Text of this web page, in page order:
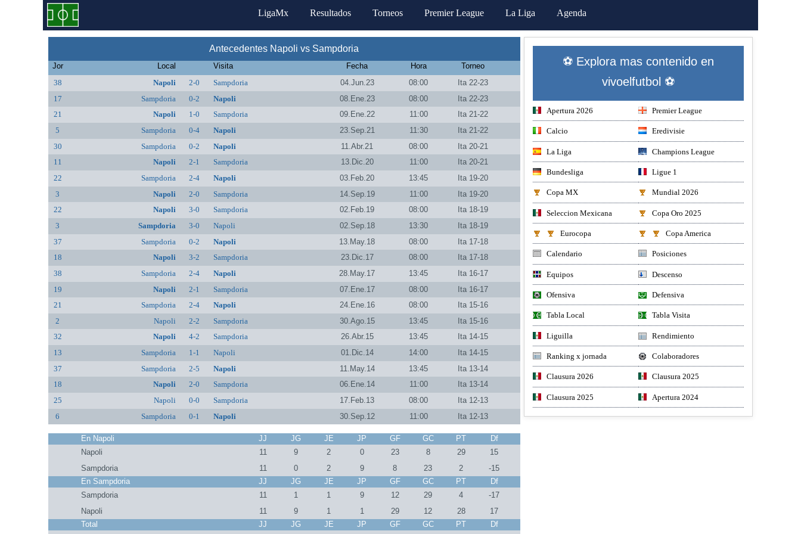
LigaMx Resultados Torneos Premier League La Liga Agenda
Antecedentes Napoli vs Sampdoria
Jor Local Visita Fecha Hora
Torneo
38
Napoli 2-0 Sampdoria 04.Jun.23 08:00
Ita 22-23
17
Sampdoria 0-2 Napoli 08.Ene.23 08:00
Ita 22-23
21
Napoli 1-0 Sampdoria 09.Ene.22 11:00
Ita 21-22
5
Sampdoria 0-4 Napoli 23.Sep.21 11:30
Ita 21-22
30
Sampdoria 0-2 Napoli 11.Abr.21 08:00
Ita 20-21
11
Napoli 2-1 Sampdoria 13.Dic.20 11:00
Ita 20-21
22
Sampdoria 2-4 Napoli 03.Feb.20 13:45
Ita 19-20
3
Napoli 2-0 Sampdoria 14.Sep.19 11:00
Ita 19-20
22
Napoli 3-0 Sampdoria 02.Feb.19 08:00
Ita 18-19
3
Sampdoria 3-0 Napoli 02.Sep.18 13:30
Ita 18-19
37
Sampdoria 0-2 Napoli 13.May.18 08:00
Ita 17-18
18
Napoli 3-2 Sampdoria 23.Dic.17 08:00
Ita 17-18
38
Sampdoria 2-4 Napoli 28.May.17 13:45
Ita 16-17
19
Napoli 2-1 Sampdoria 07.Ene.17 08:00
Ita 16-17
21
Sampdoria 2-4 Napoli 24.Ene.16 08:00
Ita 15-16
2
Napoli 2-2 Sampdoria 30.Ago.15 13:45
Ita 15-16
32
Napoli 4-2 Sampdoria 26.Abr.15 13:45
Ita 14-15
13
Sampdoria 1-1 Napoli 01.Dic.14 14:00
Ita 14-15
37
Sampdoria 2-5 Napoli 11.May.14 13:45
Ita 13-14
18
Napoli 2-0 Sampdoria 06.Ene.14 11:00
Ita 13-14
25
Napoli 0-0 Sampdoria 17.Feb.13 08:00
Ita 12-13
6
Sampdoria 0-1 Napoli 30.Sep.12 11:00 Ita 12-13
En Napoli JJ JG JE JP GF GC PT
Df
Napoli
11 9 2 0 23 8 29
15
Sampdoria
11 0 2 9 8 23 2
-15
En Sampdoria
JJ JG JE JP GF GC PT
Df
Sampdoria
11 1 1 9 12 29 4
-17
Napoli
11 9 1 1 29 12 28
17
Total
JJ JG JE JP GF GC PT
Df
⚽ Explora mas contenido en
vivoelfutbol ⚽
Apertura 2026 Premier League
Calcio Eredivisie
La Liga Champions League
Bundesliga Ligue 1
Copa MX Mundial 2026
Seleccion Mexicana Copa Oro 2025
Eurocopa Copa America
Calendario Posiciones
Equipos Descenso
Ofensiva Defensiva
Tabla Local Tabla Visita
Liguilla Rendimiento
Ranking x jornada Colaboradores
Clausura 2026 Clausura 2025
Clausura 2025 Apertura 2024